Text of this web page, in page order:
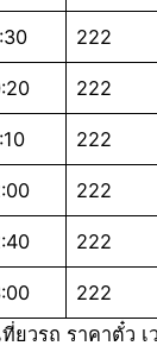
222
222
222
222
222
222
ยวรถ ราคาตั๋ว เ